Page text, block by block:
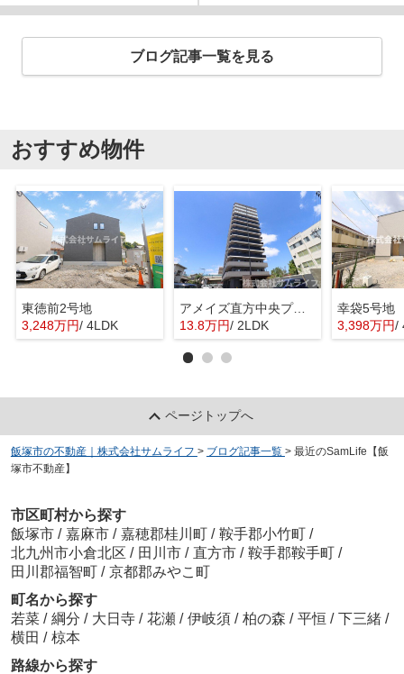
ブログ記事一覧を見る
おすすめ物件
東徳前2号地
3,248万円/ 4LDK
アメイズ直方中央プレミアム
13.8万円/ 2LDK
幸袋5号地
3,398万円/
ページトップへ
飯塚市の不動産｜株式会社サムライフ > ブログ記事一覧 > 最近のSamLife【飯
塚市不動産】
市区町村から探す
飯塚市 / 嘉麻市 / 嘉穂郡桂川町 / 鞍手郡小竹町 /
北九州市小倉北区 / 田川市 / 直方市 / 鞍手郡鞍手町 /
田川郡福智町 / 京都郡みやこ町
町名から探す
若菜 / 綱分 / 大日寺 / 花瀬 / 伊岐須 / 柏の森 / 平恒 / 下三緒 /
横田 / 椋本
路線から探す